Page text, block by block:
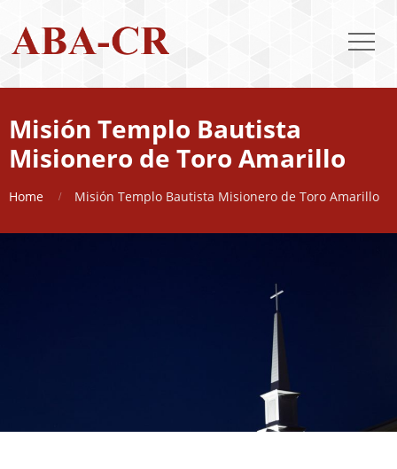
Misión Templo Bautista
Misionero de Toro Amarillo
Home Misión Templo Bautista Misionero de Toro Amarillo